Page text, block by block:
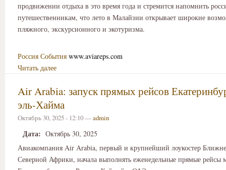
продвижении отдыха в это время года и стремится напомнить
путешественникам, что лето в Малайзии открывает широкие
пляжного, экскурсионного и экотуризма.
Россия События www.aviareps.com
Читать далее
Air Arabia: запуск прямых рейсов
эль-Хайма
Октябрь 30, 2025 - 12:10 —admin
Дата: Октябрь 30, 2025
Авиакомпания Air Arabia, первый и крупнейший лоукостер
Северной Африки, начала выполнять еженедельные прямые рейсы